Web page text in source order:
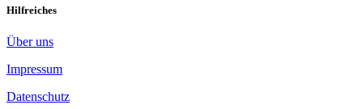
Hilfreiches
Über uns
Impressum
Datenschutz